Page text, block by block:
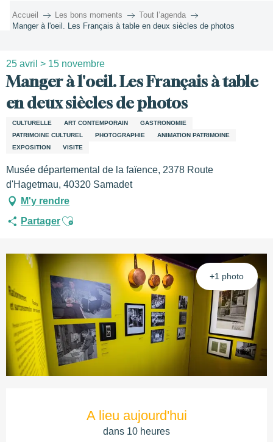
Accueil Les bons moments
Tout l’agenda
Manger à l'oeil. Les Français à table en deux siècles de photos
25 avril > 15 novembre
Manger à l'oeil. Les Français à table
en deux siècles de photos
CULTURELLE ART CONTEMPORAIN
GASTRONOMIE
PATRIMOINE CULTUREL
PHOTOGRAPHIE
ANIMATION PATRIMOINE
EXPOSITION
VISITE
Musée départemental de la faïence, 2378 Route
d'Hagetmau, 40320 Samadet
M'y rendre
PartagerAjouter aux favoris
+1 photo
A lieu aujourd'hui
dans 10 heures